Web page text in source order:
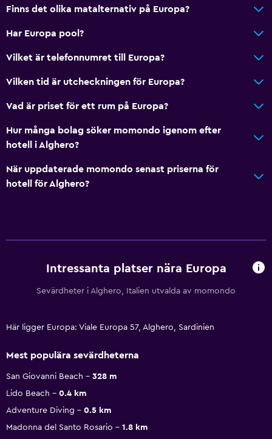
Finns det olika matalternativ på Europa?
Har Europa pool?
Vilket är telefonnumret till Europa?
Vilken tid är utcheckningen för Europa?
Vad är priset för ett rum på Europa?
Hur många bolag söker momondo igenom efter
hotell i Alghero?
När uppdaterade momondo senast priserna för
hotell för Alghero?
Intressanta platser nära Europa
Sevärdheter i Alghero, Italien utvalda av momondo
Här ligger Europa: Viale Europa 57, Alghero, Sardinien
Mest populära sevärdheterna
San Giovanni Beach
328 m
Lido Beach
0.4 km
Adventure Diving
0.5 km
Madonna del Santo Rosario
1.8 km